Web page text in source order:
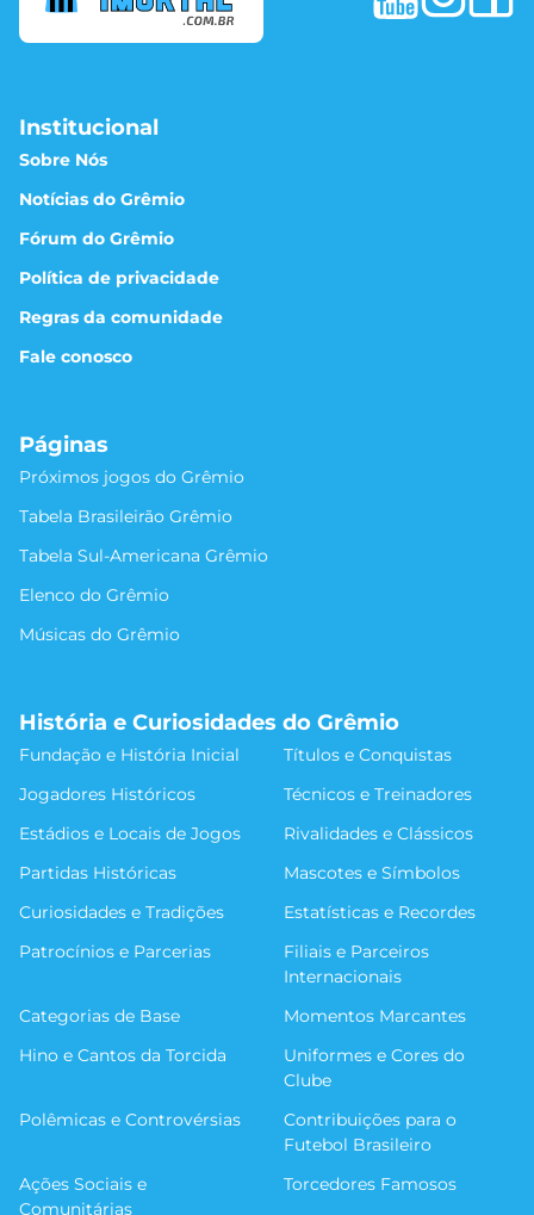
Institucional
Sobre Nós
Notícias do Grêmio
Fórum do Grêmio
Política de privacidade
Regras da comunidade
Fale conosco
Páginas
Próximos jogos do Grêmio
Tabela Brasileirão Grêmio
Tabela Sul-Americana Grêmio
Elenco do Grêmio
Músicas do Grêmio
História e Curiosidades do Grêmio
Fundação e História Inicial
Títulos e Conquistas
Jogadores Históricos
Técnicos e Treinadores
Estádios e Locais de Jogos
Rivalidades e Clássicos
Partidas Históricas
Mascotes e Símbolos
Curiosidades e Tradições
Estatísticas e Recordes
Patrocínios e Parcerias
Filiais e Parceiros
Internacionais
Categorias de Base
Momentos Marcantes
Hino e Cantos da Torcida
Uniformes e Cores do
Clube
Polêmicas e Controvérsias
Contribuições para o
Futebol Brasileiro
Ações Sociais e
Comunitárias
Torcedores Famosos